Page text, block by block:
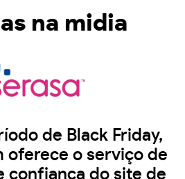
na midia
de Black Friday,
oferece o serviço de
confiança do site de